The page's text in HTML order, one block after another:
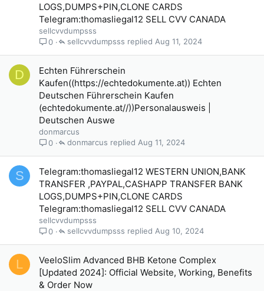
LOGS,DUMPS+PIN,CLONE CARDS
Telegram:thomasliegal12 SELL CVV CANADA
sellcvvdumpsss
0
Aug 11, 2024
sellcvvdumpsss
D
Echten Führerschein
Kaufen((https://echtedokumente.at)) Echten
Deutschen Führerschein Kaufen
(echtedokumente.at//))Personalausweis |
Deutschen Auswe
donmarcus
0
Aug 11, 2024
donmarcus
S
Telegram:thomasliegal12 WESTERN UNION,BANK
TRANSFER ,PAYPAL,CASHAPP TRANSFER BANK
LOGS,DUMPS+PIN,CLONE CARDS
Telegram:thomasliegal12 SELL CVV CANADA
sellcvvdumpsss
0
Aug 10, 2024
sellcvvdumpsss
L
VeeloSlim Advanced BHB Ketone Complex
[Updated 2024]: Official Website, Working, Benefits
& Order Now